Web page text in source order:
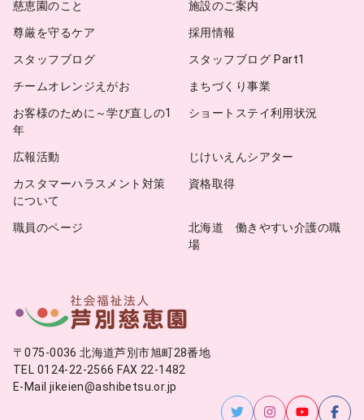
慈恵園のこと
施設のご案内
尊厳を守るケア
採用情報
スタッフブログ
スタッフブログ Part1
チームオレンジえがお
まちづくり事業
お客様のために～学び直しの1
年
ショートステイ利用状況
広報活動
じけいえんシアター
カスタマーハラスメント対策
について
資格取得
職員のページ
北海道 働きやすい介護の職
場
〒075-0036 北海道芦別市旭町28番地
TEL 0124-22-2566 FAX 22-1482
E-Mail jikeien@ashibetsu.or.jp